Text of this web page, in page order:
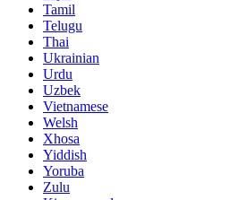
Tamil
Telugu
Thai
Ukrainian
Urdu
Uzbek
Vietnamese
Welsh
Xhosa
Yiddish
Yoruba
Zulu